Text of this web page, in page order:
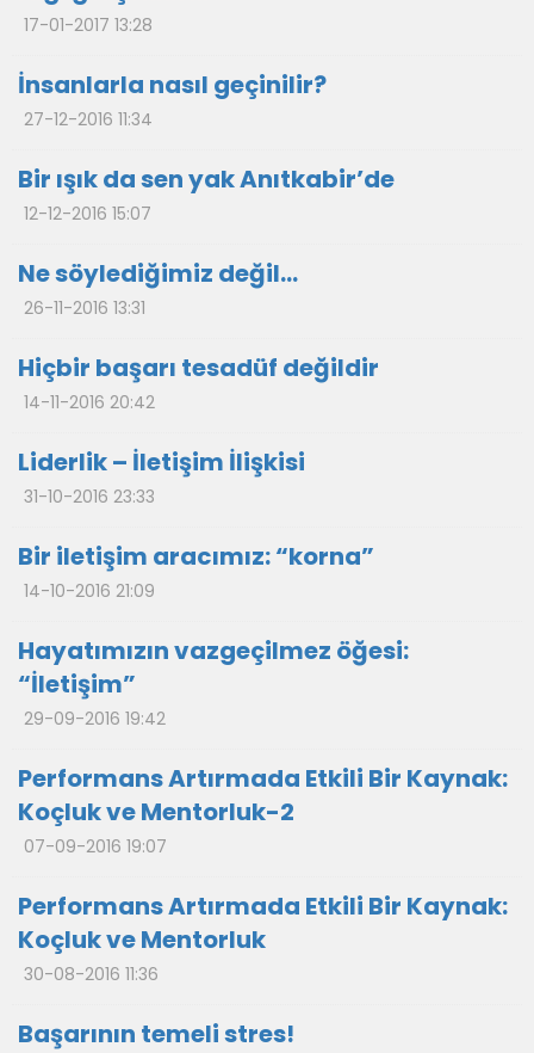
17-01-2017 13:28
İnsanlarla nasıl geçinilir?
27-12-2016 11:34
Bir ışık da sen yak Anıtkabir’de
12-12-2016 15:07
Ne söylediğimiz değil…
26-11-2016 13:31
Hiçbir başarı tesadüf değildir
14-11-2016 20:42
Liderlik – İletişim İlişkisi
31-10-2016 23:33
Bir iletişim aracımız: “korna”
14-10-2016 21:09
Hayatımızın vazgeçilmez öğesi:
“İletişim”
29-09-2016 19:42
Performans Artırmada Etkili Bir Kaynak:
Koçluk ve Mentorluk-2
07-09-2016 19:07
Performans Artırmada Etkili Bir Kaynak:
Koçluk ve Mentorluk
30-08-2016 11:36
Başarının temeli stres!